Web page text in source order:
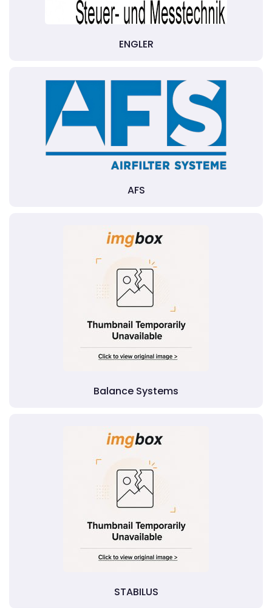
ENGLER
AFS
Balance Systems
STABILUS